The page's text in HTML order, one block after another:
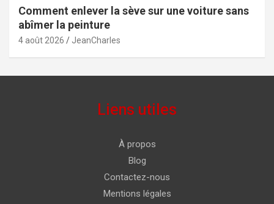
Comment enlever la sève sur une voiture sans
abîmer la peinture
4 août 2026 JeanCharles
Liens utiles
À propos
Blog
Contactez-nous
Mentions légales